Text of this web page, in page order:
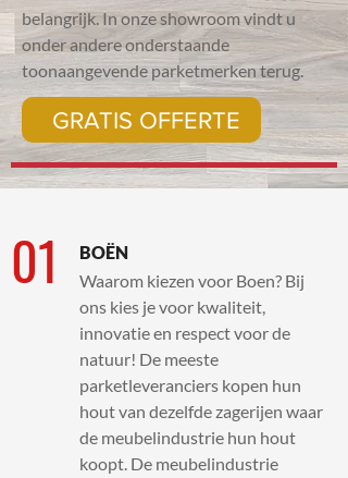
belangrijk. In onze showroom vindt u
onder andere onderstaande
toonaangevende parketmerken terug.
GRATIS OFFERTE
01
BOËN
Waarom kiezen voor Boen? Bij
ons kies je voor kwaliteit,
innovatie en respect voor de
natuur! De meeste
parketleveranciers kopen hun
hout van dezelfde zagerijen waar
de meubelindustrie hun hout
koopt. De meubelindustrie